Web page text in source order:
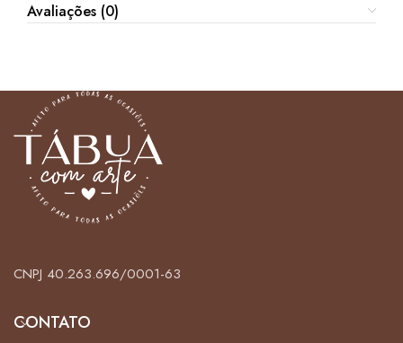
Avaliações (0)
CNPJ 40.263.696/0001-63
CONTATO